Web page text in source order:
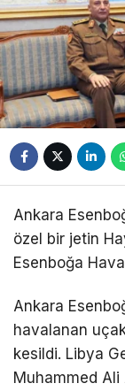
Ankara
özel bir jetin
Esenboğa
Ankara
havalanan
kesildi. Libya
Muhammed Ali